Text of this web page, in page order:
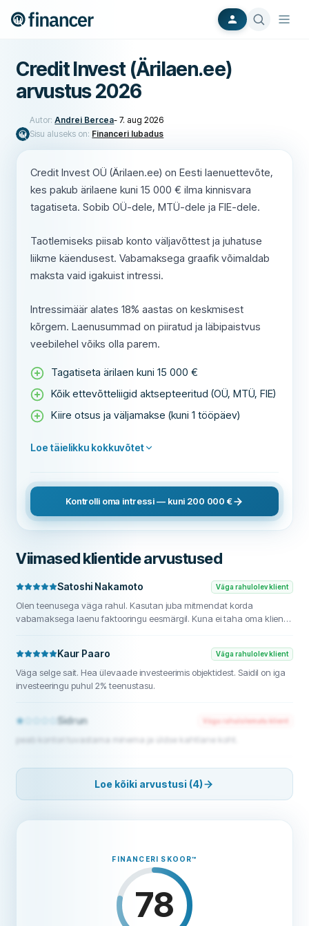
Credit Invest (Ärilaen.ee)
arvustus 2026
Autor: Andrei Bercea-7. aug 2026
Sisu aluseks on: Financeri lubadus
Credit Invest OÜ (Ärilaen.ee) on Eesti laenuettevõte,
kes pakub ärilaene kuni 15 000 € ilma kinnisvara
tagatiseta. Sobib OÜ-dele, MTÜ-dele ja FIE-dele.
Taotlemiseks piisab konto väljavõttest ja juhatuse
liikme käendusest. Vabamaksega graafik võimaldab
maksta vaid igakuist intressi.
Intressimäär alates 18% aastas on keskmisest
kõrgem. Laenusummad on piiratud ja läbipaistvus
veebilehel võiks olla parem.
Tagatiseta ärilaen kuni 15 000 €
Kõik ettevõtteliigid aktsepteeritud (OÜ, MTÜ, FIE)
Kiire otsus ja väljamakse (kuni 1 tööpäev)
Loe täielikku kokkuvõtet
Kontrolli oma intressi — kuni 200 000 €
Viimased klientide arvustused
Satoshi Nakamoto Väga rahulolev klient
Olen teenusega väga rahul. Kasutan juba mitmendat korda
vabamaksega laenu faktooringu eesmärgil. Kuna ei taha oma kliente
Kaur Paaro Väga rahulolev klient
Väga selge sait. Hea ülevaade investeerimis objektidest. Saidil on iga
investeeringu puhul 2% teenustasu.
Sidrun Väga rahulolematu klient
peab kontori tuvastama minema ja üldse kahtlane koht.
Loe kõiki arvustusi (4)
FINANCERI SKOOR™
78